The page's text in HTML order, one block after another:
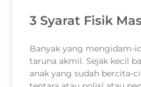
3 Syarat Fisik
Banyak yang mengidam-
taruna akmil. Sejak kecil
anak yang sudah bercita-